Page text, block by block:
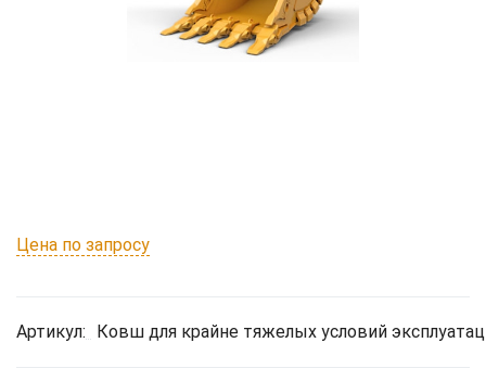
Цена по запросу
Артикул: Ковш для крайне тяжелых условий